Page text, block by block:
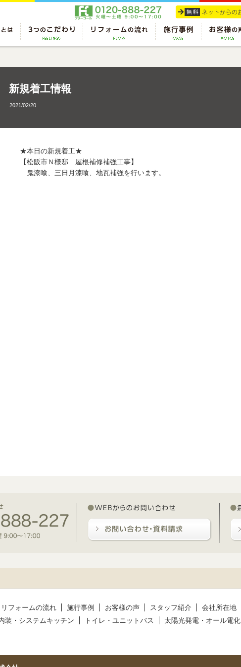
新規着工情報
2021/02/20
★本日の新規着工★
【松阪市Ｎ様邸 屋根補修補強工事】
鬼漆喰、三日月漆喰、地瓦補強を行います。
リフォームの流れ 施行事例 お客様の声 スタッフ紹介 会社所在地
装・システムキッチン トイレ・ユニットバス 太陽光発電・オール電化